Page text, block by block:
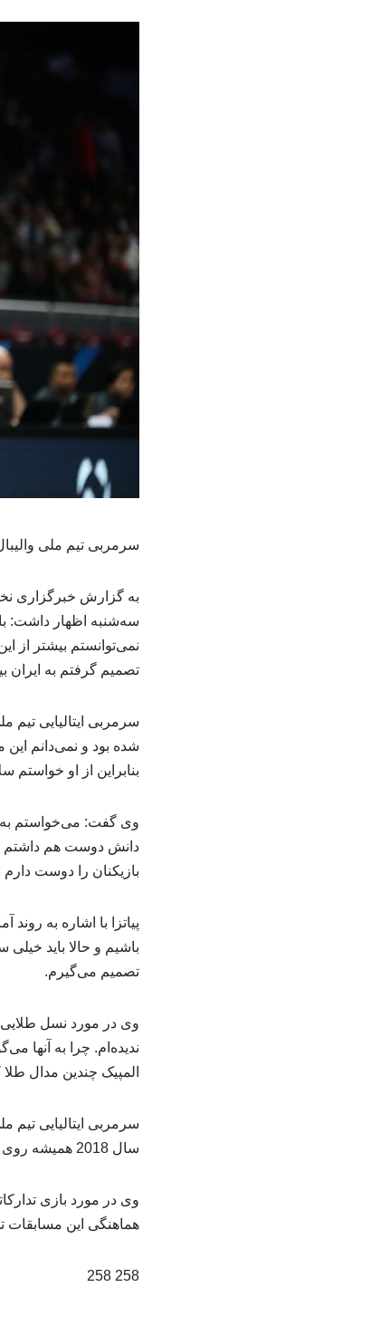
سرمربی تیم ملی
به گزارش خبرگزاری
نمی‌توانستم بیشتر از
تصمیم گرفتم به
سرمربی ایتالیایی
شده بود و نمی‌دانم این
بنابراین از او خواستم
وی گفت: می‌خواستم به
بازیکنان را دوست
پیاتزا با اشاره به
باشیم و حالا باید
تصمیم می‌گیرم.
وی در مورد نسل طلایی
ندیده‌ام. چرا به آنها
المپیک چندین مدال
سرمربی ایتالیایی تیم
سال 2018 همیشه روی سکو بوده است.
وی در مورد بازی
هماهنگی این مسابقات
258 258